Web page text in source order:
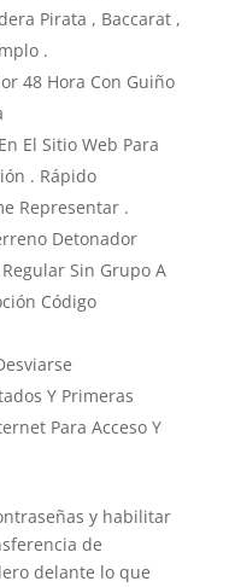
Pirata , Baccarat ,
.
48 ​​Hora Con Guiño
El Sitio Web Para
. Rápido
Representar .
Detonador
Sin Grupo A
Código
Y Primeras
Para Acceso Y
y habilitar
de
delante lo que